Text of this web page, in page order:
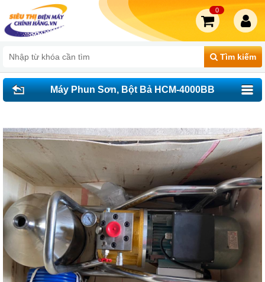
Tìm kiếm
0
Máy Phun Sơn, Bột Bả HCM-4000BB